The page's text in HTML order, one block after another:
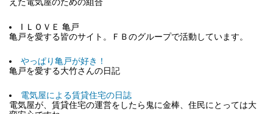
えた電気屋のための組合
I ＬＯＶＥ 亀戸
亀戸を愛する皆のサイト。ＦＢのグループで活動しています。
やっぱり亀戸が好き！
亀戸を愛する大竹さんの日記
電気屋による賃貸住宅の日誌
電気屋が、賃貸住宅の運営をしたら鬼に金棒、住民にとっては大